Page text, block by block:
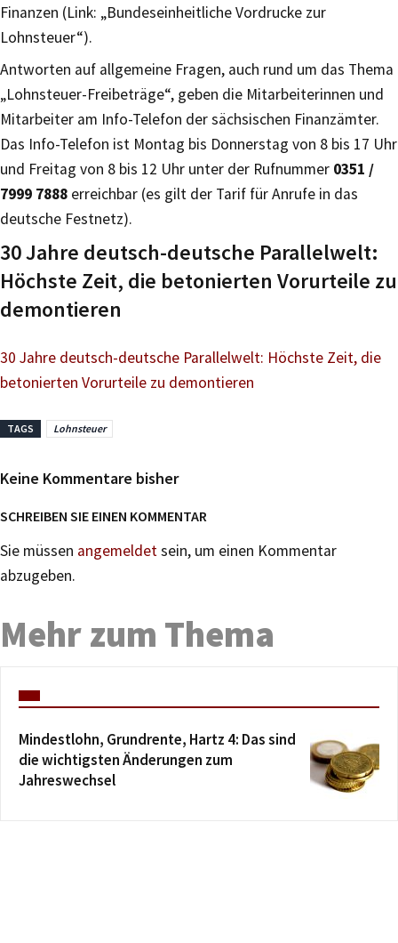
Finanzen (Link: „Bundeseinheitliche Vordrucke zur
Lohnsteuer“).
Antworten auf allgemeine Fragen, auch rund um das Thema
„Lohnsteuer-Freibeträge“, geben die Mitarbeiterinnen und
Mitarbeiter am Info-Telefon der sächsischen Finanzämter.
Das Info-Telefon ist Montag bis Donnerstag von 8 bis 17 Uhr
und Freitag von 8 bis 12 Uhr unter der Rufnummer 0351 /
7999 7888 erreichbar (es gilt der Tarif für Anrufe in das
deutsche Festnetz).
30 Jahre deutsch-deutsche Parallelwelt:
Höchste Zeit, die betonierten Vorurteile zu
demontieren
30 Jahre deutsch-deutsche Parallelwelt: Höchste Zeit, die
betonierten Vorurteile zu demontieren
TAGS Lohnsteuer
Keine Kommentare bisher
SCHREIBEN SIE EINEN KOMMENTAR
Sie müssen angemeldetsein, um einen Kommentar
abzugeben.
Mehr zum Thema
Mindestlohn, Grundrente, Hartz 4: Das sind
die wichtigsten Änderungen zum
Jahreswechsel